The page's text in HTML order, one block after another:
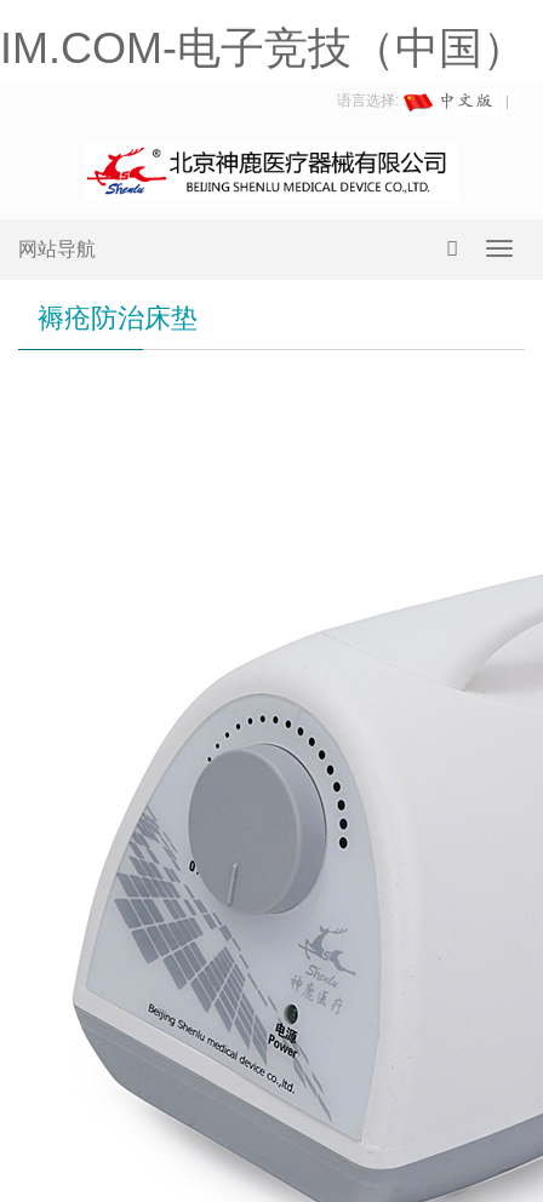
IM.COM-电子竞技（中国）
语言选择:
网站导航
褥疮防治床垫